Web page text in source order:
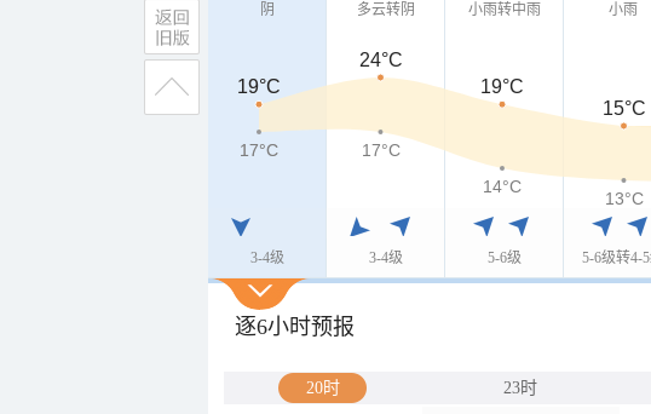
阴
3-4级
多云转阴
3-4级
小雨转中雨
5-6级
小雨
5-6级转4-
19°C
19°C
24°C
19°C
15°C
17°C
17°C
17°C
14°C
13°C
逐6小时预报
20时 23时